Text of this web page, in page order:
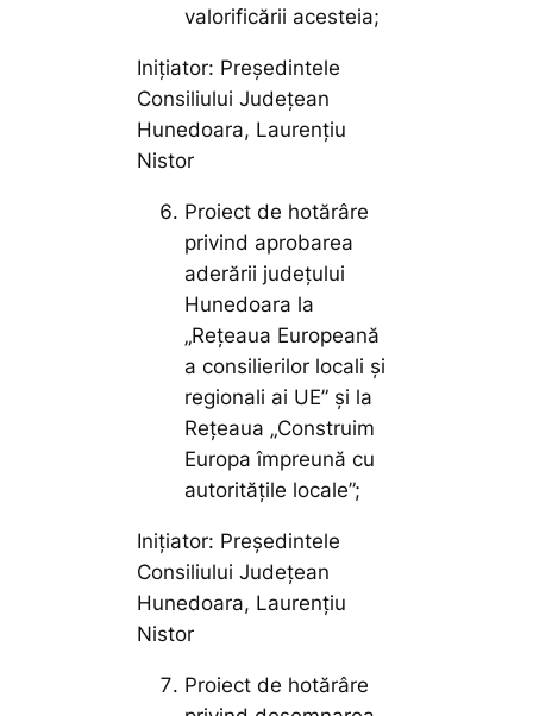
valorificării acesteia;
Inițiator: Președintele
Consiliului Județean
Hunedoara, Laurențiu
Nistor
Proiect de hotărâre
privind aprobarea
aderării județului
Hunedoara la
„Rețeaua Europeană
a consilierilor locali și
regionali ai UE” și la
Rețeaua „Construim
Europa împreună cu
autoritățile locale”;
Inițiator: Președintele
Consiliului Județean
Hunedoara, Laurențiu
Nistor
Proiect de hotărâre